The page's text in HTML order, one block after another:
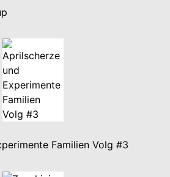
Familien Volg #3